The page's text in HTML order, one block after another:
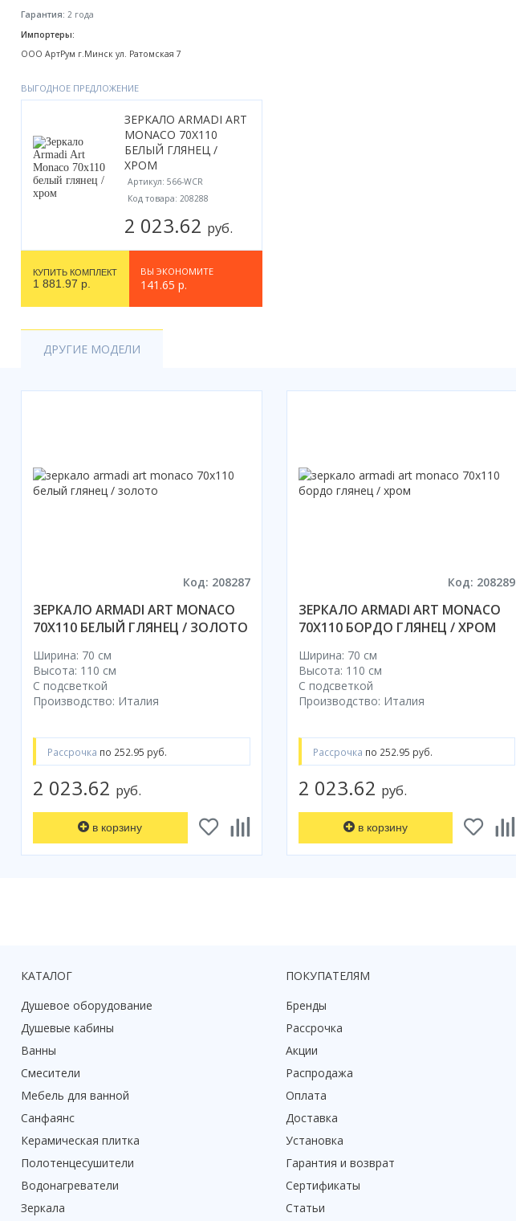
Люки
Дом и сад
Готовые кухни
Акции
Гарантия: 2 года
Импортеры:
ООО АртРум г.Минск ул. Ратомская 7
ВЫГОДНОЕ ПРЕДЛОЖЕНИЕ
ЗЕРКАЛО ARMADI ART
MONACO 70X110
БЕЛЫЙ ГЛЯНЕЦ /
ХРОМ
Артикул: 566-WCR
Код товара: 208288
2 023.62 руб.
КУПИТЬ КОМПЛЕКТ
1 881.97 р.
ВЫ ЭКОНОМИТЕ
141.65 р.
ДРУГИЕ МОДЕЛИ
Код: 208287
ЗЕРКАЛО ARMADI ART MONACO
70X110 БЕЛЫЙ ГЛЯНЕЦ / ЗОЛОТО
Ширина: 70 см
Высота: 110 см
С подсветкой
Производство: Италия
Рассрочка по 252.95 руб.
2 023.62 руб.
в корзину
Код: 208289
ЗЕРКАЛО ARMADI ART MONACO
70X110 БОРДО ГЛЯНЕЦ / ХРОМ
Ширина: 70 см
Высота: 110 см
С подсветкой
Производство: Италия
Рассрочка по 252.95 руб.
2 023.62 руб.
в корзину
КАТАЛОГ
Душевое оборудование
Душевые кабины
Ванны
Смесители
Мебель для ванной
Санфаянс
Керамическая плитка
Полотенцесушители
Водонагреватели
Зеркала
ПОКУПАТЕЛЯМ
Бренды
Рассрочка
Акции
Распродажа
Оплата
Доставка
Установка
Гарантия и возврат
Сертификаты
Статьи